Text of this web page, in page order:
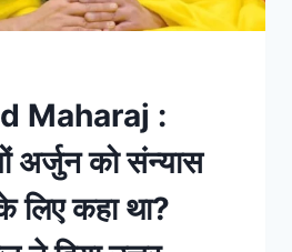
Maharaj :
अर्जुन को संन्यास
लिए कहा था?